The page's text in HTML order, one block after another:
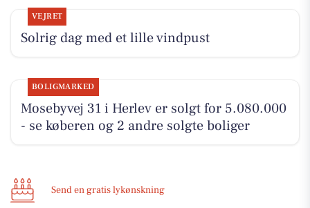
VEJRET
Solrig dag med et lille vindpust
BOLIGMARKED
Mosebyvej 31 i Herlev er solgt for 5.080.000
- se køberen og 2 andre solgte boliger
Send en gratis lykønskning